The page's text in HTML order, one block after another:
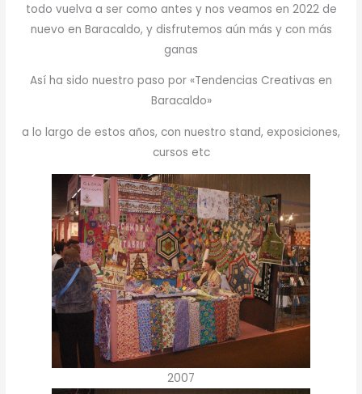
todo vuelva a ser como antes y nos veamos en 2022 de
nuevo en Baracaldo, y disfrutemos aún más y con más
ganas
Así ha sido nuestro paso por «Tendencias Creativas en
Baracaldo»
a lo largo de estos años, con nuestro stand, exposiciones,
cursos etc
2007